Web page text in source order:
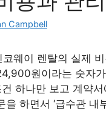
Campbell
웨이 렌탈의 실제
원이라는 숫자
하나만 보고 계약
을 하면서 ‘급수관